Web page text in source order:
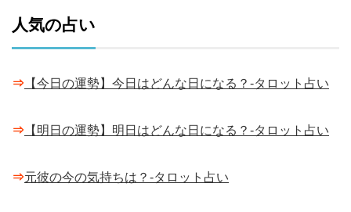
人気の占い
⇒ 【今日の運勢】今日はどんな日になる？-タロット占い
⇒ 【明日の運勢】明日はどんな日になる？-タロット占い
⇒元彼の今の気持ちは？-タロット占い